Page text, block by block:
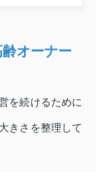
オーナー
を続けるために
きさを整理して